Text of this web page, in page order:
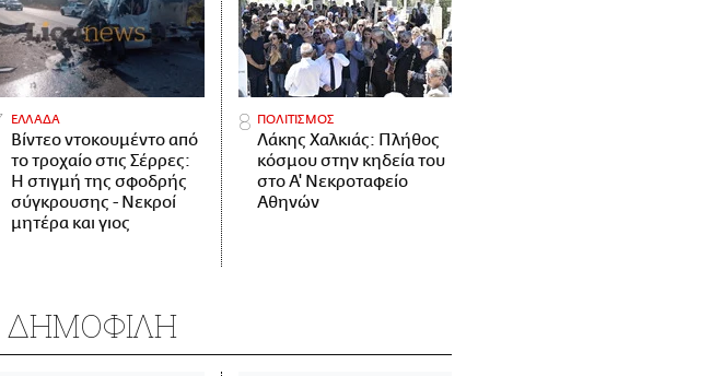
ΕΛΛΑΔΑ
Βίντεο ντοκουμέντο από
το τροχαίο στις Σέρρες:
Η στιγμή της σφοδρής
σύγκρουσης - Νεκροί
μητέρα και γιος
ΠΟΛΙΤΙΣΜΟΣ
Λάκης Χαλκιάς: Πλήθος
κόσμου στην κηδεία του
στο Α' Νεκροταφείο
Αθηνών
ΔΗΜΟΦΙΛΗ